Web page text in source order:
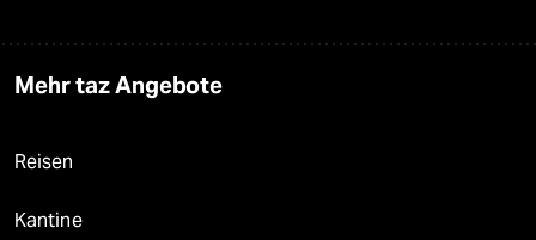
Mehr taz Angebote
Reisen
Kantine